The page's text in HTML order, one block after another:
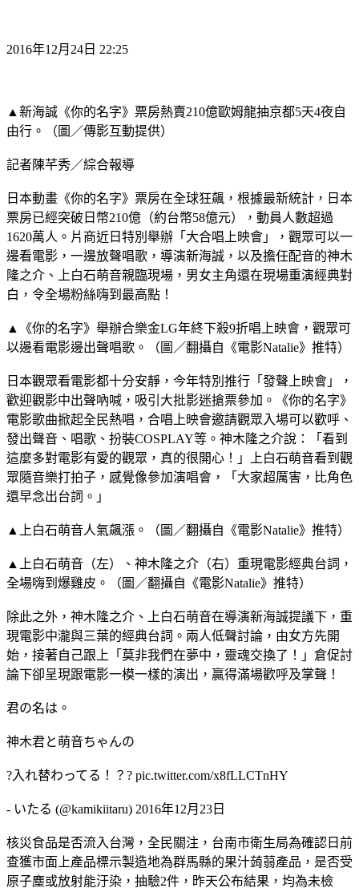
2016年12月24日 22:25
▲新海誠《你的名字》票房熱賣210億歐姆龍抽京都5天4夜自
由行。（圖／傳影互動提供）
記者陳芊秀／綜合報導
日本動畫《你的名字》票房在全球狂飆，根據最新統計，日本
票房已經突破日幣210億（約台幣58億元），動員人數超過
1620萬人。片商近日特別舉辦「大合唱上映會」，觀眾可以一
邊看電影，一邊放聲唱歌，導演新海誠，以及擔任配音的神木
隆之介、上白石萌音親臨現場，男女主角還在現場重演經典對
白，令全場粉絲嗨到最高點！
▲《你的名字》舉辦合樂金LG年終下殺9折唱上映會，觀眾可
以邊看電影邊出聲唱歌。（圖／翻攝自《電影Natalie》推特）
日本觀眾看電影都十分安靜，今年特別推行「發聲上映會」，
歡迎觀影中出聲吶喊，吸引大批影迷搶票參加。《你的名字》
電影歌曲掀起全民熱唱，合唱上映會邀請觀眾入場可以歡呼、
發出聲音、唱歌、扮裝COSPLAY等。神木隆之介說：「看到
這麼多對電影有愛的觀眾，真的很開心！」上白石萌音看到觀
眾隨音樂打拍子，感覺像參加演唱會，「大家超厲害，比角色
還早念出台詞。」
▲上白石萌音人氣飆漲。（圖／翻攝自《電影Natalie》推特）
▲上白石萌音（左）、神木隆之介（右）重現電影經典台詞，
全場嗨到爆雞皮。（圖／翻攝自《電影Natalie》推特）
除此之外，神木隆之介、上白石萌音在導演新海誠提議下，重
現電影中瀧與三葉的經典台詞。兩人低聲討論，由女方先開
始，接著自己跟上「莫非我們在夢中，靈魂交換了！」倉促討
論下卻呈現跟電影一模一樣的演出，贏得滿場歡呼及掌聲！
君の名は。
神木君と萌音ちゃんの
?入れ替わってる！？? pic.twitter.com/x8fLLCTnHY
- いたる (@kamikiitaru) 2016年12月23日
核災食品是否流入台灣，全民關注，台南市衛生局為確認日前
查獲市面上產品標示製造地為群馬縣的果汁蒟蒻產品，是否受
原子塵或放射能汙染，抽驗2件，昨天公布結果，均為未檢